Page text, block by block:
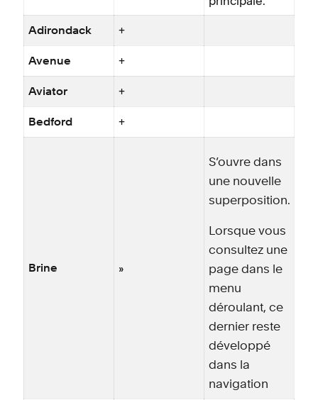
Adirondack +
Avenue +
Aviator +
Bedford +
Brine »
S’ouvre dans
une nouvelle
superposition.
Lorsque vous
consultez une
page dans le
menu
déroulant, ce
dernier reste
développé
dans la
navigation